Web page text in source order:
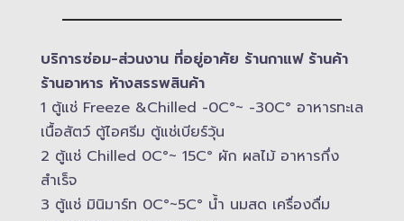
บริการซ่อม-​ส่วนงาน ที่อยู่อาศัย ร้านกาแฟ ร้านค้า
ร้านอาหาร ห้างสรรพสินค้า
1 ตู้แช่ Freeze &​Chilled -​0C°~ -​30C° อาหารทะเล
เนื้อสัตว์ ตู้ไอศรีม ตู้แช่เบียร์วุ้น
2 ตู้แช่ Chilled​ 0C°~ 15C° ผัก ผลไม้ อาหารกึ่ง
สำเร็จ
3 ตู้แช่​ มินิมาร์ท 0C°~5C° น้ำ นมสด เครื่องดื่ม